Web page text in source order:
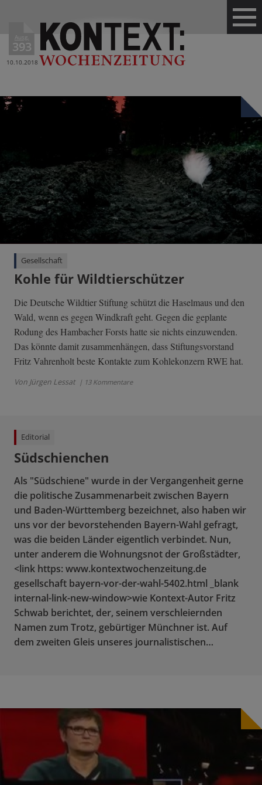
Ausg.
393
10.10.2018
Gesellschaft
Kohle für Wildtierschützer
Die Deutsche Wildtier Stiftung schützt die Haselmaus und den
Wald, wenn es gegen Windkraft geht. Gegen die geplante
Rodung des Hambacher Forsts hatte sie nichts einzuwenden.
Das könnte damit zusammenhängen, dass Stiftungsvorstand
Fritz Vahrenholt beste Kontakte zum Kohlekonzern RWE hat.
Von Jürgen Lessat | 13 Kommentare
Editorial
Südschienchen
Als "Südschiene" wurde in der Vergangenheit gerne
die politische Zusammenarbeit zwischen Bayern
und Baden-Württemberg bezeichnet, also haben wir
uns vor der bevorstehenden Bayern-Wahl gefragt,
was die beiden Länder eigentlich verbindet. Nun,
unter anderem die Wohnungsnot der Großstädter,
<link https: www.kontextwochenzeitung.de
gesellschaft bayern-vor-der-wahl-5402.html _blank
internal-link-new-window>wie Kontext-Autor Fritz
Schwab berichtet, der, seinem verschleiernden
Namen zum Trotz, gebürtiger Münchner ist. Auf
dem zweiten Gleis unseres journalistischen…